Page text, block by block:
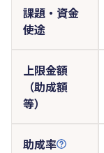
課題・資金
使途
上限金額
（助成額
等）
助成率